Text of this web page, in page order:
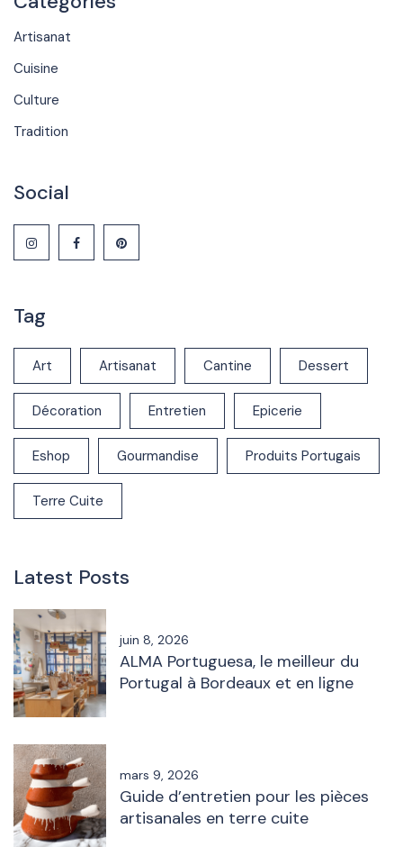
Artisanat
Cuisine
Culture
Tradition
Social
Tag
Art Artisanat Cantine Dessert
Décoration Entretien Epicerie
Eshop Gourmandise Produits Portugais
Terre Cuite
Latest Posts
juin 8, 2026
ALMA Portuguesa, le meilleur du
Portugal à Bordeaux et en ligne
mars 9, 2026
Guide d’entretien pour les pièces
artisanales en terre cuite